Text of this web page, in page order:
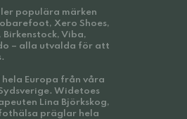
populära märken
Xero Shoes,
Birkenstock, Viba,
– alla utvalda för att
Europa från våra
Widetoes
Lina Björkskog,
präglar hela